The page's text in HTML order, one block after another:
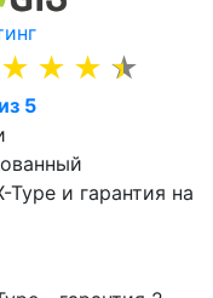
5
и гарантия на